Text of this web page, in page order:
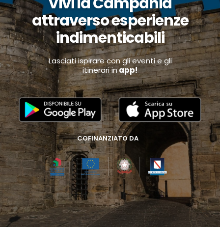
attraverso esperienze
indimenticabili
Lasciati ispirare con gli eventi e gli
itinerari inapp!
COFINANZIATO DA